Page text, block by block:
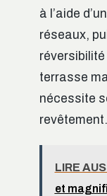
à l’aide
réseaux,
terrasse
nécessite
revêtement.
LIRE
et